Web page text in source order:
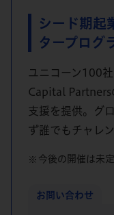
シード期起
タープログ
ユニコーン100
Capital Partners
支援を提供。グ
ず誰でもチャレ
今後の開催は未
お問い合わせ